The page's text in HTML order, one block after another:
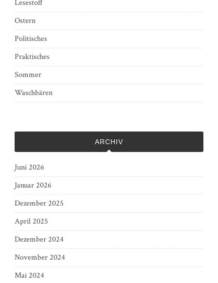
Lesestoff
Ostern
Politisches
Praktisches
Sommer
Waschbären
ARCHIV
Juni 2026
Januar 2026
Dezember 2025
April 2025
Dezember 2024
November 2024
Mai 2024